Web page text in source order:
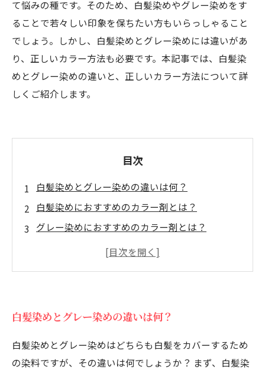
て悩みの種です。そのため、白髪染めやグレー染めをす
ることで若々しい印象を保ちたい方もいらっしゃること
でしょう。しかし、白髪染めとグレー染めには違いがあ
り、正しいカラー方法も必要です。本記事では、白髪染
めとグレー染めの違いと、正しいカラー方法について詳
しくご紹介します。
目次
白髪染めとグレー染めの違いは何？
白髪染めにおすすめのカラー剤とは？
グレー染めにおすすめのカラー剤とは？
白髪染め・グレー染めの正しいカラー方法と
白髪染めとグレー染めの違いは何？
白髪染めとグレー染めはどちらも白髪をカバーするため
の染料ですが、その違いは何でしょうか？ まず、白髪染